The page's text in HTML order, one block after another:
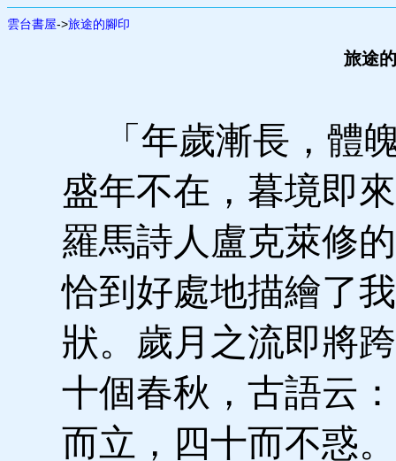
雲台書屋->旅途的腳印
旅途
「年歲漸長，體
盛年不在，暮境即
羅馬詩人盧克萊修
恰到好處地描繪了
狀。歲月之流即將
十個春秋，古語云
而立，四十而不惑